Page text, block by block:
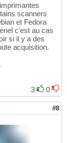
scanners
et Fedora
c'est au cas
si il y a des
acquisition.
3
0
#8